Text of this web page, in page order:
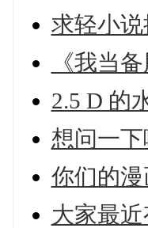
求轻小
《我当
2.5 D 的
想问一
你们的
大家最